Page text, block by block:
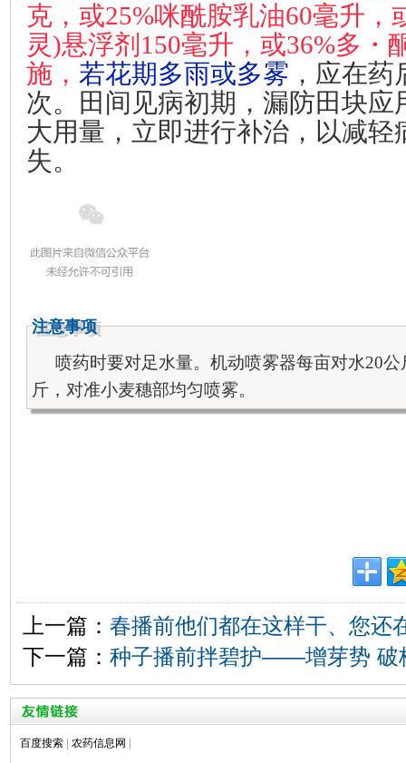
克，或25%咪酰胺乳油60毫升，
灵)悬浮剂150毫升，或36%多・
施， 若花期多雨或多雾 ，应在
次。田间见病初期，漏防田块应
大用量，立即进行补治，以减轻
失。
注意事项
喷药时要对足水量。机动喷雾器每亩对水20公
斤，对准小麦穗部均匀喷雾。
上一篇： 春播前他们都在这样干、您还
下一篇： 种子播前拌碧护——增芽势 破
百度搜索 农药信息网